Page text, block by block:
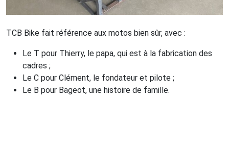
TCB Bike fait référence aux motos bien sûr, avec :
Le T pour Thierry, le papa, qui est à la fabrication des
cadres ;
Le C pour Clément, le fondateur et pilote ;
Le B pour Bageot, une histoire de famille.